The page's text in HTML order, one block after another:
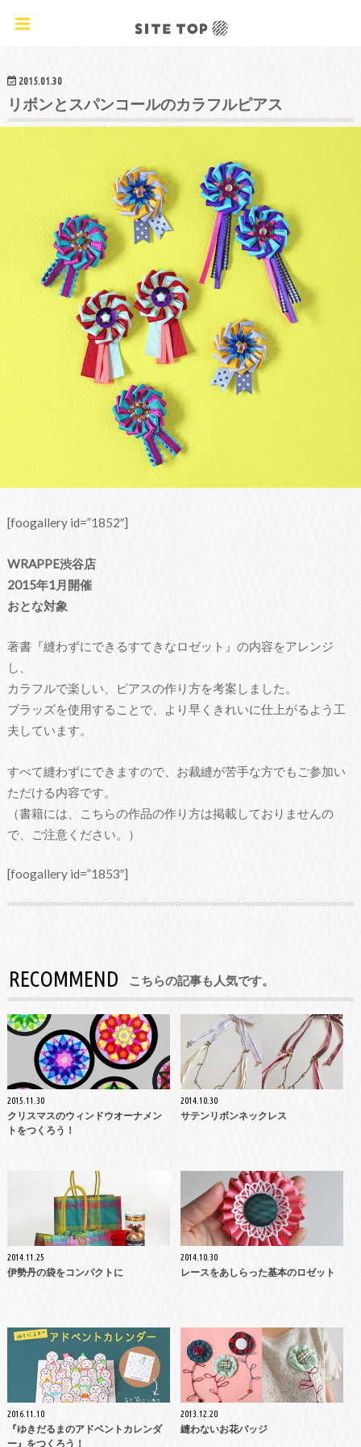
2015.01.30
リボンとスパンコールのカラフルピアス
[foogallery id=”1852″]
WRAPPE渋谷店
2015年1月開催
おとな対象
著書『縫わずにできるすてきなロゼット』の内容をアレンジ
し、
カラフルで楽しい、ピアスの作り方を考案しました。
ブラッズを使用することで、より早くきれいに仕上がるよう工
夫しています。
すべて縫わずにできますので、お裁縫が苦手な方でもご参加い
ただける内容です。
（書籍には、こちらの作品の作り方は掲載しておりませんの
で、ご注意ください。）
[foogallery id=”1853″]
RECOMMEND こちらの記事も人気です。
2015.11.30
クリスマスのウィンドウオーナメン
トをつくろう！
2014.10.30
サテンリボンネックレス
2014.11.25
伊勢丹の袋をコンパクトに
2014.10.30
レースをあしらった基本のロゼット
2016.11.10
『ゆきだるまのアドベントカレンダ
ー』をつくろう！
2013.12.20
縫わないお花バッジ